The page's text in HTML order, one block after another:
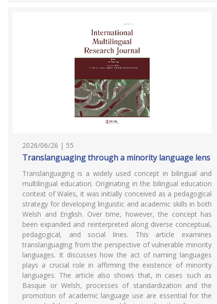
2026/06/26 | 55
Translanguaging through a minority language lens
Translanguaging is a widely used concept in bilingual and
multilingual education. Originating in the bilingual education
context of Wales, it was initially conceived as a pedagogical
strategy for developing linguistic and academic skills in both
Welsh and English. Over time, however, the concept has
been expanded and reinterpreted along diverse conceptual,
pedagogical, and social lines. This article examines
translanguaging from the perspective of vulnerable minority
languages. It discusses how the act of naming languages
plays a crucial role in affirming the existence of minority
languages. The article also shows that, in cases such as
Basque or Welsh, processes of standardization and the
promotion of academic language use are essential for the